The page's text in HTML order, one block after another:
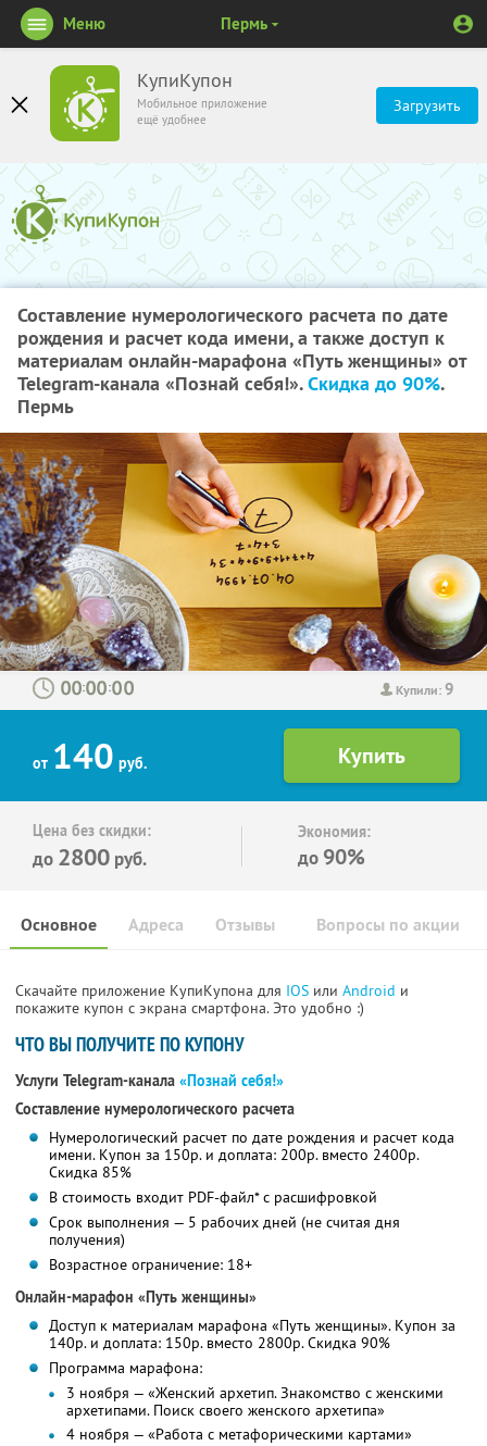
КупиКупон
Мобильное приложение
ещё удобнее
Загрузить
Меню Пермь
Составление нумерологического расчета по дате
рождения и расчет кода имени, а также доступ к
материалам онлайн-марафона «Путь женщины» от
Telegram-канала «Познай себя!».Скидка до 90%.
Пермь
Купили:9
: :
от 140 руб.
Цена без скидки:
до 2800 руб.
Экономия:
до 90%
Основное Отзывы Вопросы по акции
Адреса
Скачайте приложение КупиКупона для IOS или Android и
покажите купон с экрана смартфона. Это удобно :)
ЧТО ВЫ ПОЛУЧИТЕ ПО КУПОНУ
Услуги Telegram-канала «Познай себя!»
Составление нумерологического расчета
Нумерологический расчет по дате рождения и расчет кода
имени. Купон за 150р. и доплата: 200р. вместо 2400р.
Скидка 85%
В стоимость входит PDF-файл* с расшифровкой
Срок выполнения — 5 рабочих дней (не считая дня
получения)
Возрастное ограничение: 18+
Онлайн-марафон «Путь женщины»
Доступ к материалам марафона «Путь женщины». Купон за
140р. и доплата: 150р. вместо 2800р. Скидка 90%
Программа марафона:
3 ноября — «Женский архетип. Знакомство с женскими
архетипами. Поиск своего женского архетипа»
4 ноября — «Работа с метафорическими картами»